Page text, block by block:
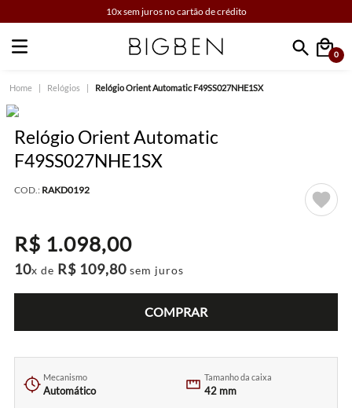
10x sem juros no cartão de crédito
Faça sua busca
0
Relógios Relógio Orient Automatic F49SS027NHE1SX
Relógio Orient Automatic
F49SS027NHE1SX
COD.: RAKD0192
R$ 1.098,00
10x de R$ 109,80 sem juros
COMPRAR
Mecanismo
Automático
Tamanho da caixa
42 mm